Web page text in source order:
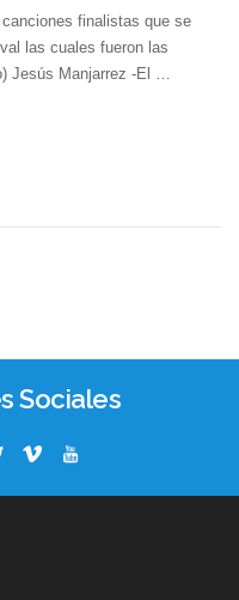
finalistas que se
las cuales fueron las
Jesús Manjarrez -El …
Sociales